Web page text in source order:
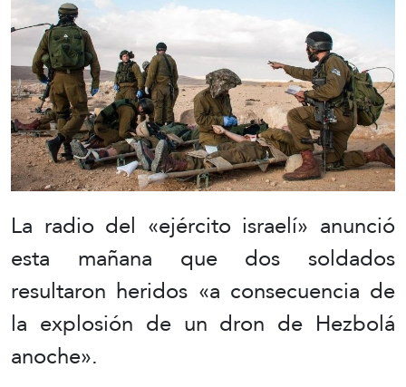
La radio del «ejército israelí» anunció
esta mañana que dos soldados
resultaron heridos «a consecuencia de
la explosión de un dron de Hezbolá
anoche».